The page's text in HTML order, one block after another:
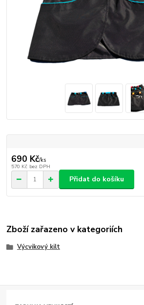
690 Kč/ks
570 Kč bez DPH
Přidat do košíku
Zboží zařazeno v kategoriích
Výcvikový kilt